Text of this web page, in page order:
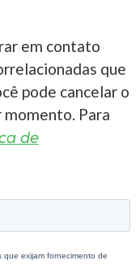
em contato
que
pode cancelar o
momento. Para
de